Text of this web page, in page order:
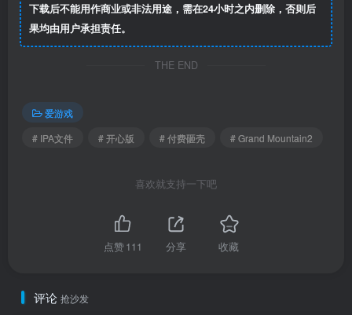
下载后不能用作商业或非法用途，需在24小时之内删除，否则后
果均由用户承担责任。
THE END
爱游戏
# IPA文件
# 开心版 # 付费砸壳 # Grand Mountain2
喜欢就支持一下吧
点赞111 分享 收藏
评论 抢沙发